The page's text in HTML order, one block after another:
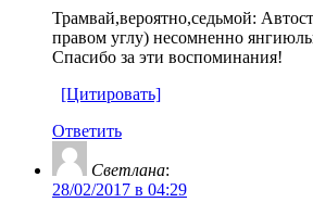
Трамвай,вероятно,седьмой:
правом углу) несомненно
Спасибо за эти воспоминания!
[Цитировать]
Ответить
Светлана:
28/02/2017 в 04:29